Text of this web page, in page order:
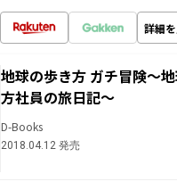
詳細
地球の歩き方 ガチ冒険～
方社員の旅日記～
D-Books
2018.04.12 発売